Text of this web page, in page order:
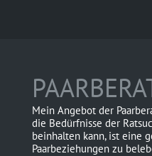
Mein Angebot der
die Bedürfnisse der
beinhalten kann, ist eine
Paarbeziehungen zu